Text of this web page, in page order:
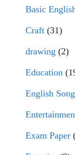
Basic
Craft (31)
drawing (2)
Education
English
Exam Paper